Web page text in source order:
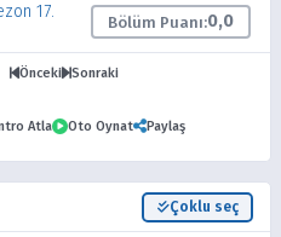
17.
Bölüm Puanı:0,0
Önceki
Sonraki
Atla Oto Oynat
Paylaş
Çoklu seç